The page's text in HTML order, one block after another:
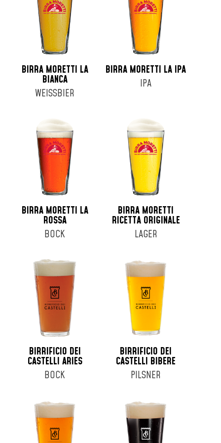
Fusto 19lt
Fusto 20lt
Fusto 24lt
Fusto 25lt
Fusto 30lt
Fusto 6lt
Fusto 8lt
Lattina 35cl
Lattina 44cl
Lattina 50cl
Lattina 52cl
BIRRA MORETTI LA
BIANCA
WEISSBIER
BIRRA MORETTI LA IPA
IPA
BIRRA MORETTI LA
ROSSA
BOCK
BIRRA MORETTI
RICETTA ORIGINALE
LAGER
BIRRIFICIO DEI
CASTELLI ARIES
BOCK
BIRRIFICIO DEI
CASTELLI BIBERE
PILSNER